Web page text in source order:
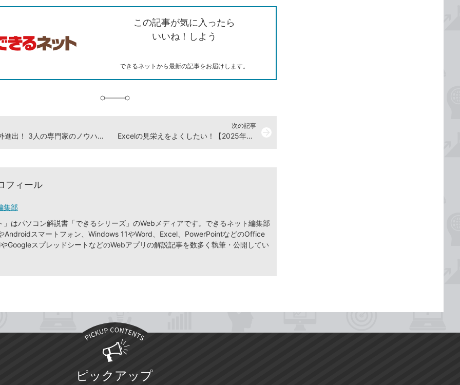
シ
な
マ
ー
追
ク
ピ
ー
この記事が気に入ったら
いいね！しよう
できるネットから最新の記事をお届けします。
今こそ海外進出！ 3人の専門家のノウハウを満載した『越境EC＆海外Webマーケティング"打ち手"大全』を4月1日（火）に発売
次の記事
Excelの見栄えをよくしたい！【2025年4月4日】
フィール
集部
」はパソコン解説書「できるシリーズ」のWebメディアです。できるネット編集部
Androidスマートフォン、Windows 11やWord、Excel、PowerPointなどのOffice
GoogleスプレッドシートなどのWebアプリの解説記事を数多く執筆・公開してい
ピックアップ